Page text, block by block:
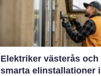
Elektriker västerås och
smarta elinstallationer i